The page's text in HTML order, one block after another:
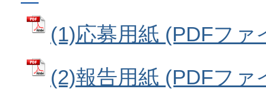
(1)応募用紙 (PDFファ
(2)報告用紙 (PDFファ